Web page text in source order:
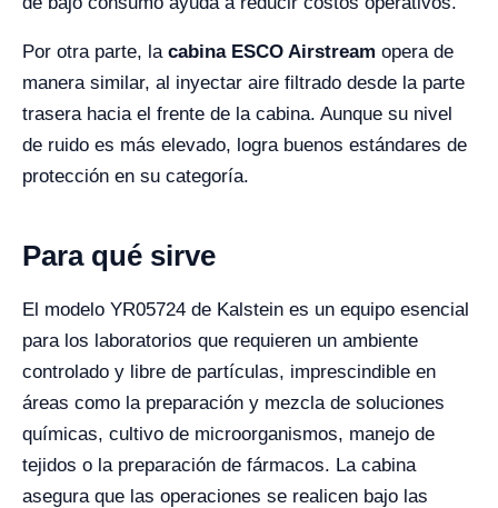
Por otra parte, la cabina ESCO Airstream opera de
manera similar, al inyectar aire filtrado desde la parte
trasera hacia el frente de la cabina. Aunque su nivel
de ruido es más elevado, logra buenos estándares de
protección en su categoría.
Para qué sirve
El modelo YR05724 de Kalstein es un equipo esencial
para los laboratorios que requieren un ambiente
controlado y libre de partículas, imprescindible en
áreas como la preparación y mezcla de soluciones
químicas, cultivo de microorganismos, manejo de
tejidos o la preparación de fármacos. La cabina
asegura que las operaciones se realicen bajo las